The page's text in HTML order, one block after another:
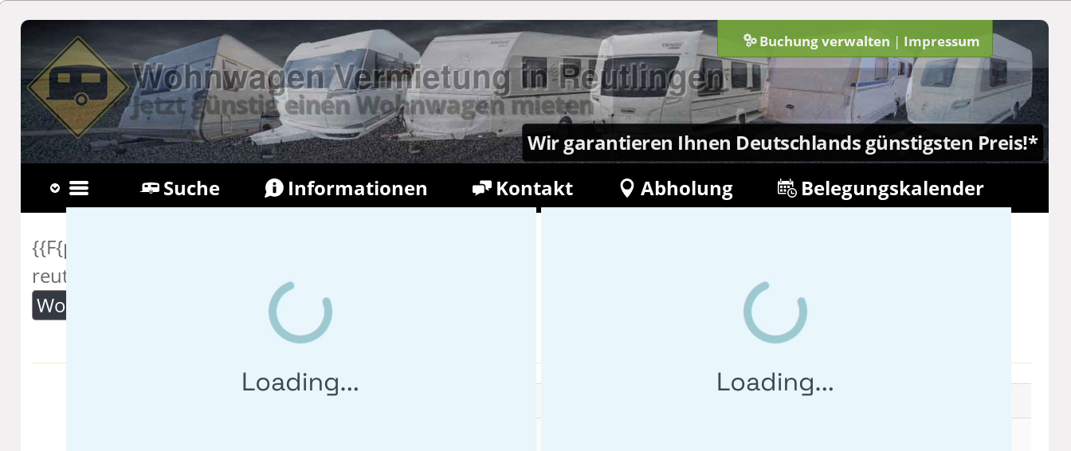
Wohnwagen Vermietung in Reutlingen
Jetzt günstig einen Wohnwagen mieten
Wir garantieren Ihnen Deutschlands günstigsten Preis!*
Buchung verwalten | Impressum
Suche Informationen Kontakt Abholung
Belegungskalender
{{F{page_menue{https://www.wohnwagen-vermietung-
reutlingen.de/Wohnwagen/mieten/.html{}}}
Wohnwagen Suche